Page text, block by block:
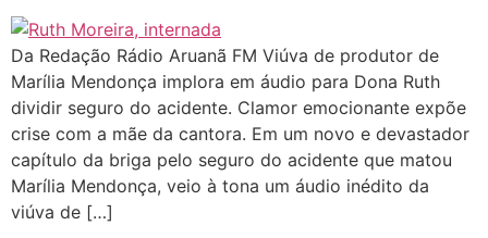
Da Redação Rádio Aruanã FM Viúva de produtor de
Marília Mendonça implora em áudio para Dona Ruth
dividir seguro do acidente. Clamor emocionante expõe
crise com a mãe da cantora. Em um novo e devastador
capítulo da briga pelo seguro do acidente que matou
Marília Mendonça, veio à tona um áudio inédito da
viúva de […]